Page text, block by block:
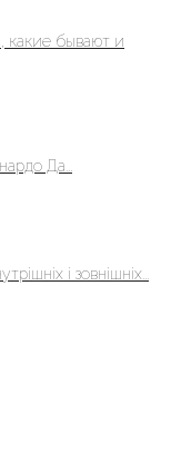
какие бывают и
Да...
і зовнішніх...